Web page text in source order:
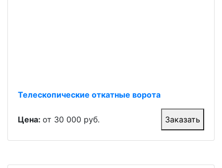
Телескопические откатные ворота
Цена: от 30 000 руб. Заказать